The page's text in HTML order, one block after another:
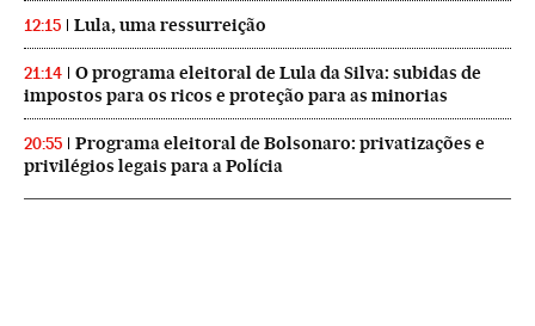
12:15 Lula, uma ressurreição
21:14
O programa eleitoral de Lula da Silva: subidas de
impostos para os ricos e proteção para as minorias
20:55
Programa eleitoral de Bolsonaro: privatizações e
privilégios legais para a Polícia